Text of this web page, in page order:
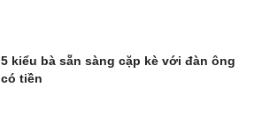
5 kiểu bà sẵn sàng cặp kè với đàn ông
có tiền